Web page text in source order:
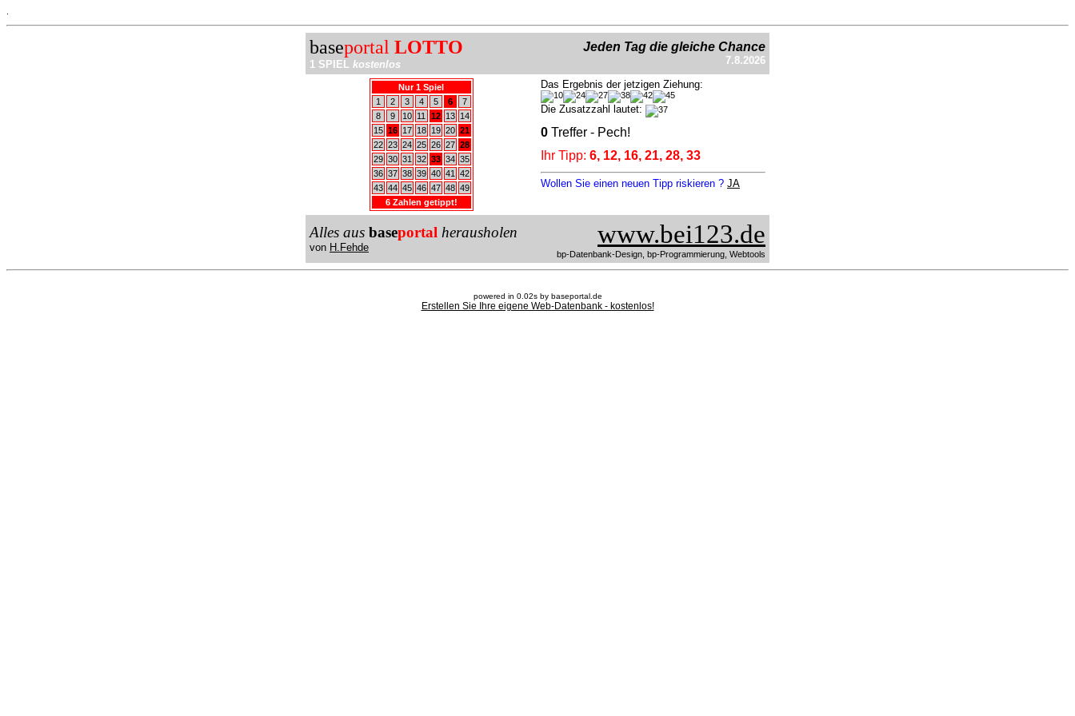
baseportal LOTTO
1 SPIEL kostenlos
Jeden Tag die gleiche Chance
7.8.2026
Nur 1 Spiel
1
2 3 4 5 6
7
8
9 10 11 12 13
14
15 16 17 18 19 20 21
22 23 24 25 26 27 28
29 30 31 32 33 34 35
36 37 38 39 40 41
42
43 44 45 46 47 48 49
6 Zahlen getippt!
Das Ergebnis der jetzigen Ziehung:
Die Zusatzzahl lautet:
0 Treffer - Pech!
Ihr Tipp: 6, 12, 16, 21, 28, 33
Wollen Sie einen neuen Tipp riskieren ? JA
Alles aus baseportal herausholen
von H.Fehde www.bei123.de
bp-Datenbank-Design, bp-Programmierung, Webtools
powered in 0.02s by baseportal.de
Erstellen Sie Ihre eigene Web-Datenbank - kostenlos!